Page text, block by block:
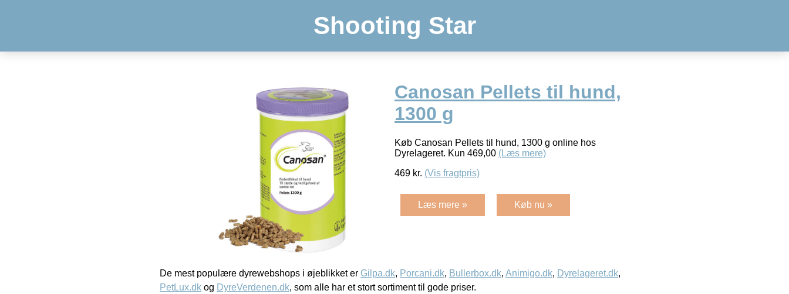
Shooting Star
Canosan Pellets til hund,
1300 g
Køb Canosan Pellets til hund, 1300 g online hos
Dyrelageret. Kun 469,00 (Læs mere)
469 kr. (Vis fragtpris)
Læs mere » Køb nu »
De mest populære dyrewebshops i øjeblikket er Gilpa.dk, Porcani.dk, Bullerbox.dk, Animigo.dk, Dyrelageret.dk,
PetLux.dk og DyreVerdenen.dk, som alle har et stort sortiment til gode priser.